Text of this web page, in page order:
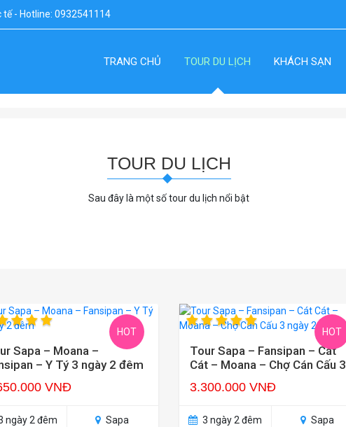
- Hotline: 0932541114
TRANG CHỦ TOUR DU LỊCH KHÁCH SẠN
TOUR DU LỊCH
Sau đây là một số tour du lịch nổi bật
HOT
Sapa – Moana –
– Y Tý 3 ngày 2 đêm
VNĐ
ngày 2 đêm Sapa
HOT
Tour Sapa – Fansipan – Cát
Cát – Moana – Chợ Cán Cấu 3
3.300.000 VNĐ
3 ngày 2 đêm Sapa